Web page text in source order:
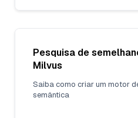
Pesquisa de
Milvus
Saiba como criar um motor
semântica